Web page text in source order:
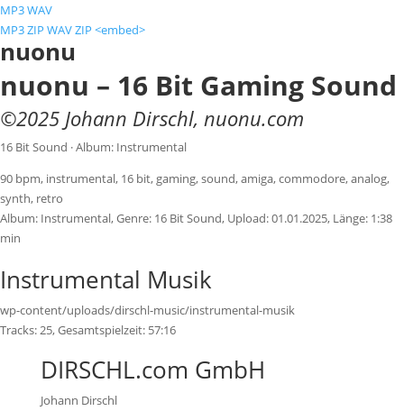
MP3WAV
MP3 ZIP WAV ZIP <embed>
nuonu
nuonu – 16 Bit Gaming Sound
©2025 Johann Dirschl, nuonu.com
16 Bit Sound · Album: Instrumental
90 bpm, instrumental, 16 bit, gaming, sound, amiga, commodore, analog,
synth, retro
Album: Instrumental, Genre: 16 Bit Sound, Upload:01.01.2025, Länge: 1:38
min
Instrumental Musik
wp-content/uploads/dirschl-music/instrumental-musik
Tracks:25, Gesamtspielzeit: 57:16
DIRSCHL.com GmbH
Johann Dirschl